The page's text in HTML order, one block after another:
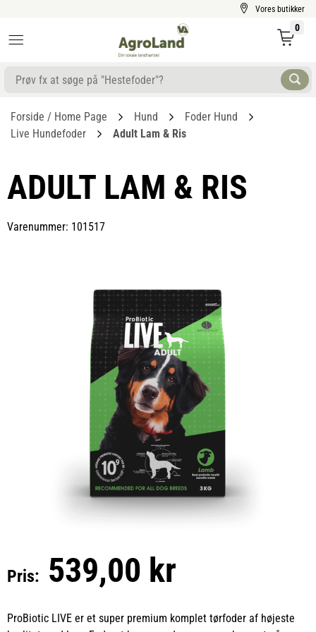
Vores butikker
0
Forside / Home Page Hund
Foder Hund
Live Hundefoder
Adult Lam & Ris
ADULT LAM & RIS
Varenummer: 101517
Pris: 539,00 kr
ProBiotic LIVE er et super premium komplet tørfoder af højeste